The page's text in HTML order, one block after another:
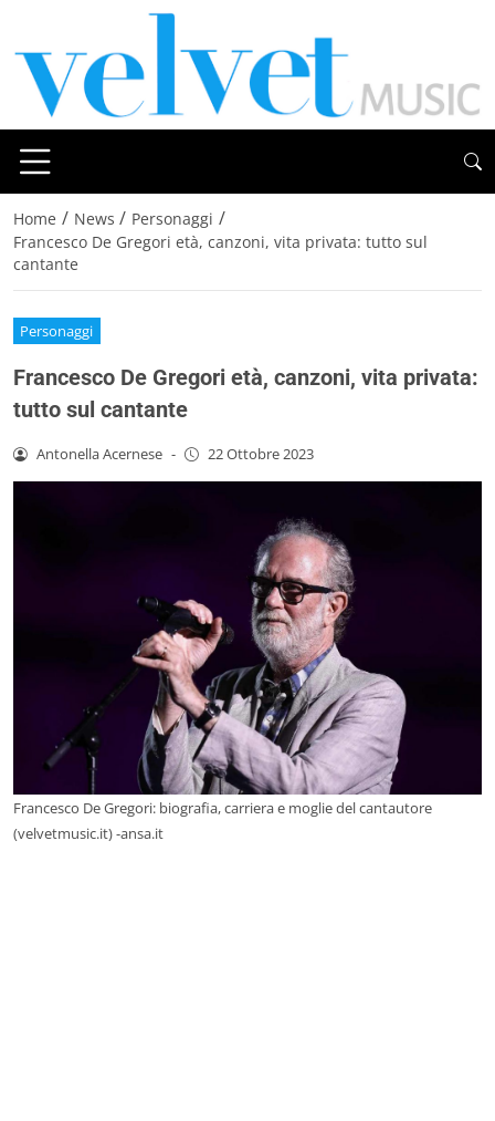
Home / News / Personaggi /
Francesco De Gregori età, canzoni, vita privata: tutto sul
cantante
Personaggi
Francesco De Gregori età, canzoni, vita privata:
tutto sul cantante
Antonella Acernese - 22 Ottobre 2023
Francesco De Gregori: biografia, carriera e moglie del cantautore
(velvetmusic.it) -ansa.it